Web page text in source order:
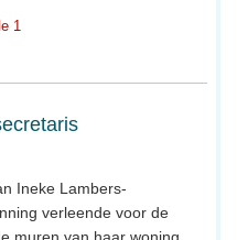
1
Ineke Lambers-
verleende voor de